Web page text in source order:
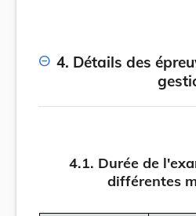
4. Détails des
4.1. Durée de
différentes